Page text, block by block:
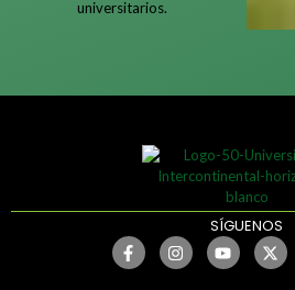
universitarios.
SÍGUENOS